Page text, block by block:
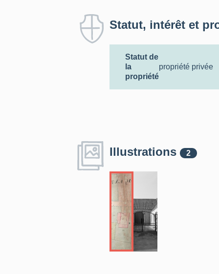
Statut, intérêt et
Statut de
la
propriété
propriété privée
Illustrations 2